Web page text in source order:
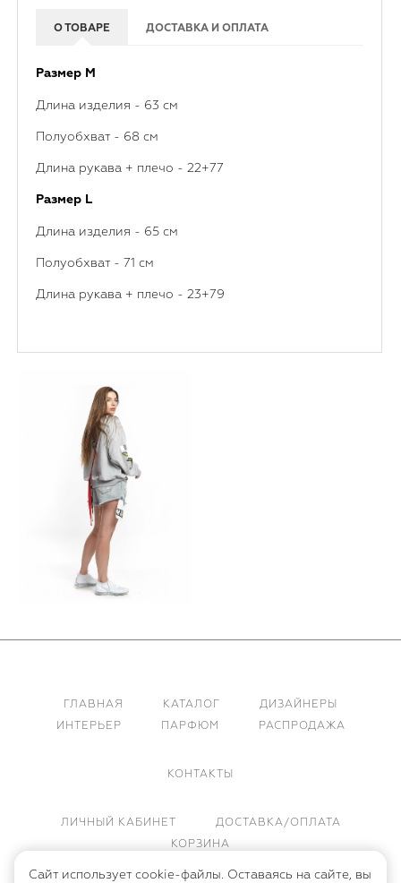
О ТОВАРЕ ДОСТАВКА И ОПЛАТА
Размер М
Длина изделия - 63 см
Полуобхват - 68 см
Длина рукава + плечо - 22+77
Размер L
Длина изделия - 65 см
Полуобхват - 71 см
Длина рукава + плечо - 23+79
ГЛАВНАЯ КАТАЛОГ
ДИЗАЙНЕРЫ
ИНТЕРЬЕР
ПАРФЮМ РАСПРОДАЖА
КОНТАКТЫ
ЛИЧНЫЙ КАБИНЕТ
ДОСТАВКА/ОПЛАТА
КОРЗИНА
Сайт использует cookie-файлы. Оставаясь на сайте, вы